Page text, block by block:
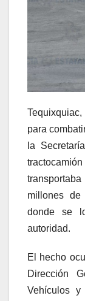
para
la
millones
donde se
autoridad.
El hecho
Dirección
Vehículos y